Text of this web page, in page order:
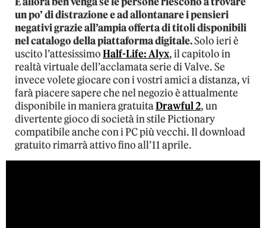
un po’ di distrazione e ad allontanare i pensieri
negativi grazie all’ampia offerta di titoli disponibili
nel catalogo della piattaforma digitale.Solo ieri è
uscito l’attesissimoHalf-Life: Alyx, il capitolo in
realtà virtuale dell’acclamata serie di Valve. Se
invece volete giocare con i vostri amici a distanza, vi
farà piacere sapere che nel negozio è attualmente
disponibile in maniera gratuitaDrawful 2, un
divertente gioco di società in stile Pictionary
compatibile anche con i PC più vecchi. Il download
gratuito rimarrà attivo fino all’11 aprile.